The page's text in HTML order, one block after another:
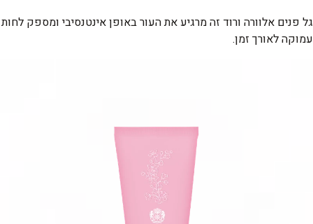
גל פנים אלוורה ורוד זה מרגיע את העור באופן אינטנסיבי ומספק לחות
עמוקה לאורך זמן.